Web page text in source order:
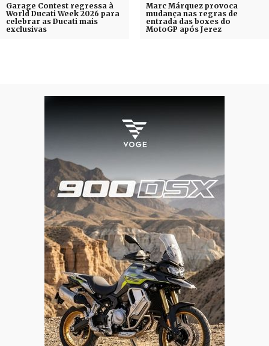
Garage Contest regressa à
World Ducati Week 2026 para
celebrar as Ducati mais
exclusivas
Marc Márquez provoca
mudança nas regras de
entrada das boxes do
MotoGP após Jerez